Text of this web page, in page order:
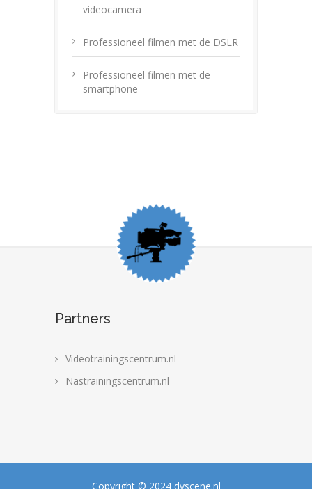
videocamera
Professioneel filmen met de DSLR
Professioneel filmen met de
smartphone
Partners
Videotrainingscentrum.nl
Nastrainingscentrum.nl
Copyright © 2024 dvscene.nl